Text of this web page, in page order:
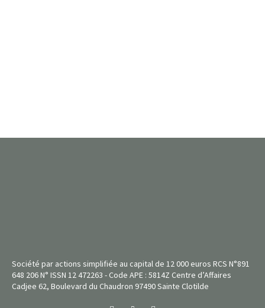
Société par actions simplifiée au capital de 12 000 euros RCS N°891
648 206 N° ISSN 12 472263 - Code APE : 5814Z Centre d’Affaires
Cadjee 62, Boulevard du Chaudron 97490 Sainte Clotilde